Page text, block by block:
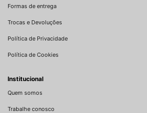
Formas de entrega
Trocas e Devoluções
Política de Privacidade
Política de Cookies
Institucional
Quem somos
Trabalhe conosco